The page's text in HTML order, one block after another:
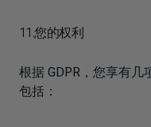
11.您的权利
根据 GDPR，您享有
包括：